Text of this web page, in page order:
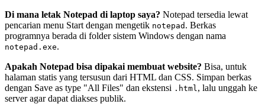
Di mana letak Notepad di laptop saya? Notepad tersedia lewat
pencarian menu Start dengan mengetik notepad . Berkas
programnya berada di folder sistem Windows dengan nama
notepad.exe.
Apakah Notepad bisa dipakai membuat website? Bisa, untuk
halaman statis yang tersusun dari HTML dan CSS. Simpan berkas
dengan Save as type "All Files" dan ekstensi .html , lalu unggah ke
server agar dapat diakses publik.